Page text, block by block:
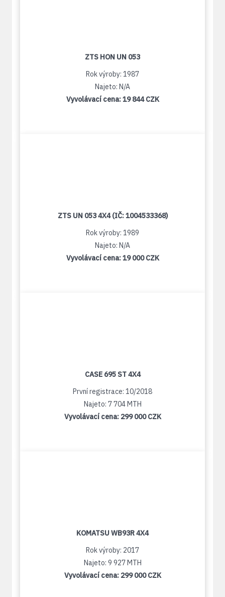
ZTS HON UN 053
Rok výroby: 1987
Najeto: N/A
Vyvolávací cena:19 844 CZK
ZTS UN 053 4X4 (IČ: 1004533368)
Rok výroby: 1989
Najeto: N/A
Vyvolávací cena:19 000 CZK
CASE 695 ST 4X4
První registrace: 10/2018
Najeto: 7 704 MTH
Vyvolávací cena: 299 000 CZK
KOMATSU WB93R 4X4
Rok výroby: 2017
Najeto: 9 927 MTH
Vyvolávací cena: 299 000 CZK